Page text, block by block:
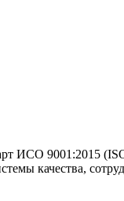
ИСО 9001:2015
качества,